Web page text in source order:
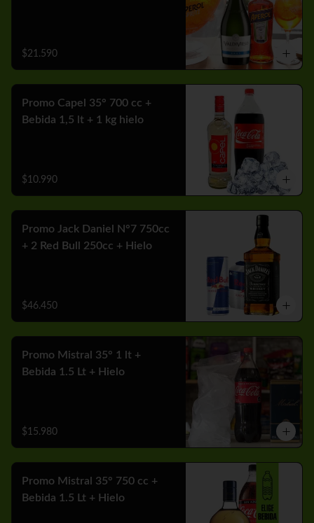
$21.590
Promo Capel 35° 700 cc +
Bebida 1,5 lt + 1 kg hielo
$10.990
Promo Jack Daniel N°7 750cc
+ 2 Red Bull 250cc + Hielo
$46.450
Promo Mistral 35° 1 lt +
Bebida 1.5 Lt + Hielo
$15.980
Promo Mistral 35° 750 cc +
Bebida 1.5 Lt + Hielo